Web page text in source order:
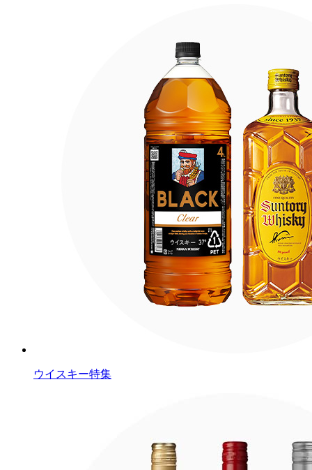
ウイスキー特集